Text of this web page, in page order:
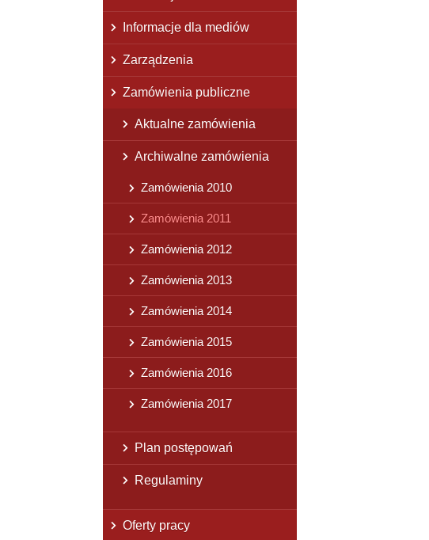
Informacje dla mediów
Zarządzenia
Zamówienia publiczne
Aktualne zamówienia
Archiwalne zamówienia
Zamówienia 2010
Zamówienia 2011
Zamówienia 2012
Zamówienia 2013
Zamówienia 2014
Zamówienia 2015
Zamówienia 2016
Zamówienia 2017
Plan postępowań
Regulaminy
Oferty pracy